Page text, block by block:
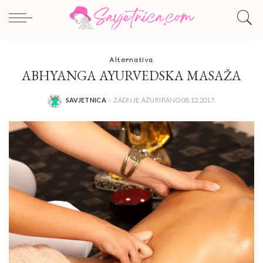
Alternativa
ABHYANGA AYURVEDSKA MASAŽA
POSTED
SAVJETNICA ZADNJE AŽURIRANO 08.12.2017.